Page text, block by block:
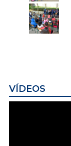
VÍDEOS